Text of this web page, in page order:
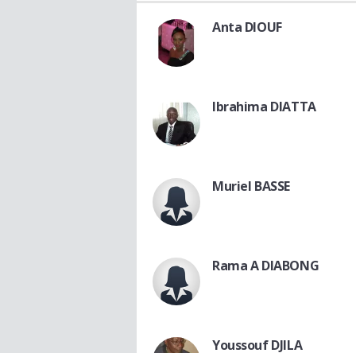
Anta DIOUF
Ibrahima DIATTA
Muriel BASSE
Rama A DIABONG
Youssouf DJILA